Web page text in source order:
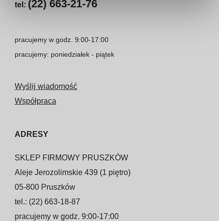
tel: (22) 663-21-76
pracujemy w godz. 9:00-17:00
pracujemy: poniedziałek - piątek
Wyślij wiadomość
Współpraca
ADRESY
SKLEP FIRMOWY PRUSZKÓW
Aleje Jerozolimskie 439 (1 piętro)
05-800 Pruszków
tel.: (22) 663-18-87
pracujemy w godz. 9:00-17:00